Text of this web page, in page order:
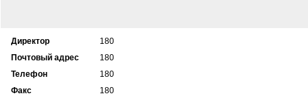
Директор
180
Почтовый адрес
180
Телефон
180
Факс
180